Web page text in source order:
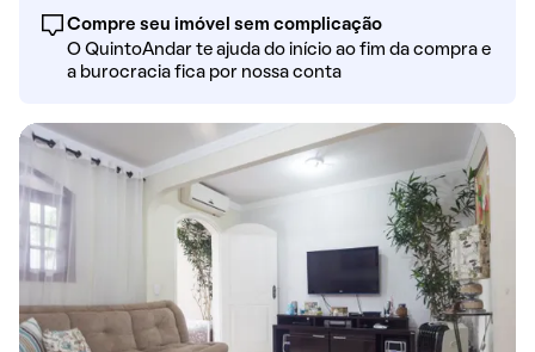
Compre seu imóvel sem complicação
O QuintoAndar te ajuda do início ao fim da compra e
a burocracia fica por nossa conta